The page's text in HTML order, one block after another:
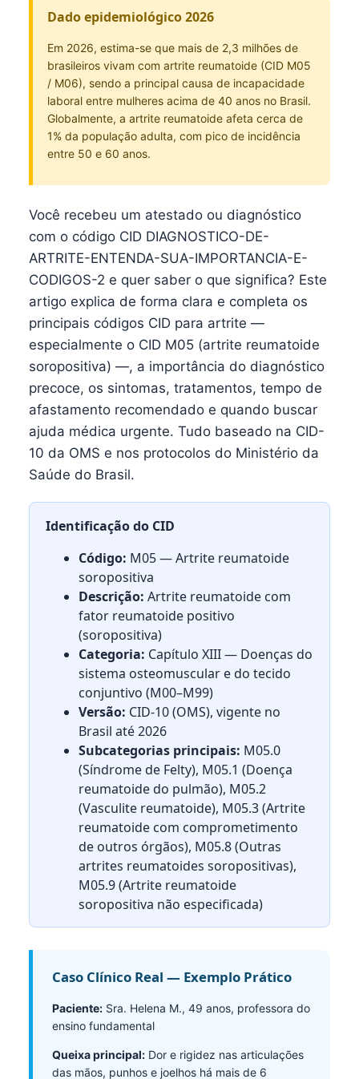
Dado epidemiológico 2026
Em 2026, estima-se que mais de 2,3 milhões de
brasileiros vivam com artrite reumatoide (CID M05
/ M06), sendo a principal causa de incapacidade
laboral entre mulheres acima de 40 anos no Brasil.
Globalmente, a artrite reumatoide afeta cerca de
1% da população adulta, com pico de incidência
entre 50 e 60 anos.
Você recebeu um atestado ou diagnóstico
com o código CID DIAGNOSTICO-DE-
ARTRITE-ENTENDA-SUA-IMPORTANCIA-E-
CODIGOS-2 e quer saber o que significa? Este
artigo explica de forma clara e completa os
principais códigos CID para artrite —
especialmente o CID M05 (artrite reumatoide
soropositiva) —, a importância do diagnóstico
precoce, os sintomas, tratamentos, tempo de
afastamento recomendado e quando buscar
ajuda médica urgente. Tudo baseado na CID-
10 da OMS e nos protocolos do Ministério da
Saúde do Brasil.
Identificação do CID
Código: M05 — Artrite reumatoide
soropositiva
Descrição: Artrite reumatoide com
fator reumatoide positivo
(soropositiva)
Categoria: Capítulo XIII — Doenças do
sistema osteomuscular e do tecido
conjuntivo (M00–M99)
Versão: CID-10 (OMS), vigente no
Brasil até 2026
Subcategorias principais: M05.0
(Síndrome de Felty), M05.1 (Doença
reumatoide do pulmão), M05.2
(Vasculite reumatoide), M05.3 (Artrite
reumatoide com comprometimento
de outros órgãos), M05.8 (Outras
artrites reumatoides soropositivas),
M05.9 (Artrite reumatoide
soropositiva não especificada)
Caso Clínico Real — Exemplo Prático
Paciente: Sra. Helena M., 49 anos, professora do
ensino fundamental
Queixa principal: Dor e rigidez nas articulações
das mãos, punhos e joelhos há mais de 6